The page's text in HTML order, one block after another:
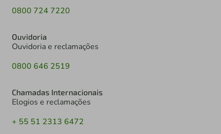
0800 724 7220
Ouvidoria
Ouvidoria e reclamações
0800 646 2519
Chamadas Internacionais
Elogios e reclamações
+ 55 51 2313 6472